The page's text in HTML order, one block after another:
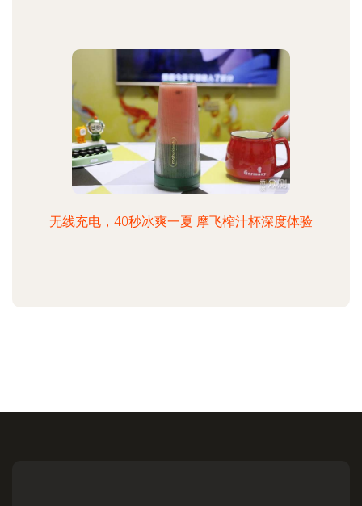
无线充电，40秒冰爽一夏 摩飞榨汁杯深度体验